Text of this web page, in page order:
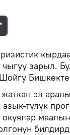
зарыл.
эл
түлүк